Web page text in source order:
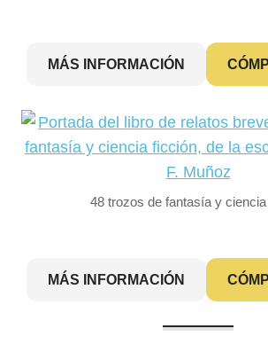
MÁS INFORMACIÓN
48 trozos de fantasía y
MÁS INFORMACIÓN